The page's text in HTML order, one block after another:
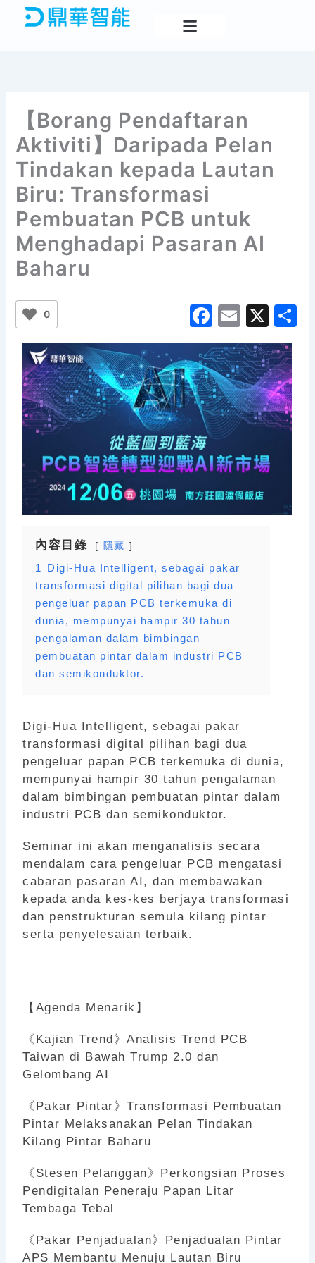
【Borang Pendaftaran
Aktiviti】Daripada Pelan
Tindakan kepada Lautan
Biru: Transformasi
Pembuatan PCB untuk
Menghadapi Pasaran AI
Baharu
F
a
c
e
b
o
o
k
E
m
ai
l
X S
0
內容目錄 隱藏
1
Digi-Hua Intelligent, sebagai pakar
transformasi digital pilihan bagi dua
pengeluar papan PCB terkemuka di
dunia, mempunyai hampir 30 tahun
pengalaman dalam bimbingan
pembuatan pintar dalam industri PCB
dan semikonduktor.
Digi-Hua Intelligent, sebagai pakar
transformasi digital pilihan bagi dua
pengeluar papan PCB terkemuka di dunia,
mempunyai hampir 30 tahun pengalaman
dalam bimbingan pembuatan pintar dalam
industri PCB dan semikonduktor.
Seminar ini akan menganalisis secara
mendalam cara pengeluar PCB mengatasi
cabaran pasaran AI, dan membawakan
kepada anda kes-kes berjaya transformasi
dan penstrukturan semula kilang pintar
serta penyelesaian terbaik.
【Agenda Menarik】
《Kajian Trend》Analisis Trend PCB
Taiwan di Bawah Trump 2.0 dan
Gelombang AI
《Pakar Pintar》Transformasi Pembuatan
Pintar Melaksanakan Pelan Tindakan
Kilang Pintar Baharu
《Stesen Pelanggan》Perkongsian Proses
Pendigitalan Peneraju Papan Litar
Tembaga Tebal
《Pakar Penjadualan》Penjadualan Pintar
APS Membantu Menuju Lautan Biru